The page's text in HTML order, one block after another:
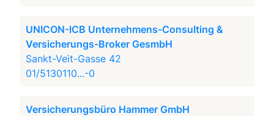
UNICON-ICB Unternehmens-Consulting &
Versicherungs-Broker GesmbH
Sankt-Veit-Gasse 42
01/5130110...-0
Versicherungsbüro Hammer GmbH